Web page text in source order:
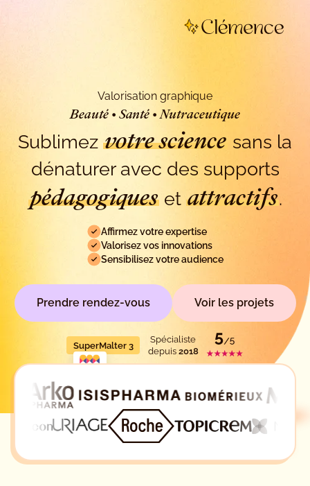
Valorisation graphique
Beauté • Santé • Nutraceutique
Sublimez votre science sans la
dénaturer avec des supports
pédagogiqueset attractifs.
Affirmez votre expertise
Valorisez vos innovations
Sensibilisez votre audience
Prendre rendez-vous Voir les projets
SuperMalter 3
Spécialiste
depuis 2018